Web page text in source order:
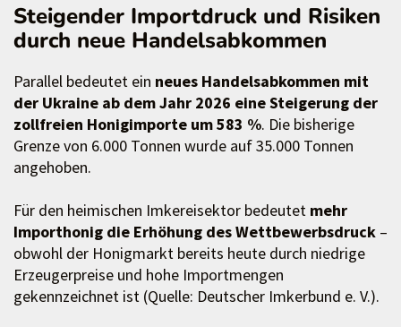
Steigender Importdruck und Risiken
durch neue Handelsabkommen
Parallel bedeutet ein neues Handelsabkommen mit
der Ukraine ab dem Jahr 2026 eine Steigerung der
zollfreien Honigimporte um 583 %. Die bisherige
Grenze von 6.000 Tonnen wurde auf 35.000 Tonnen
angehoben.
Für den heimischen Imkereisektor bedeutet mehr
Importhonig die Erhöhung des Wettbewerbsdruck –
obwohl der Honigmarkt bereits heute durch niedrige
Erzeugerpreise und hohe Importmengen
gekennzeichnet ist (Quelle: Deutscher Imkerbund e. V.).